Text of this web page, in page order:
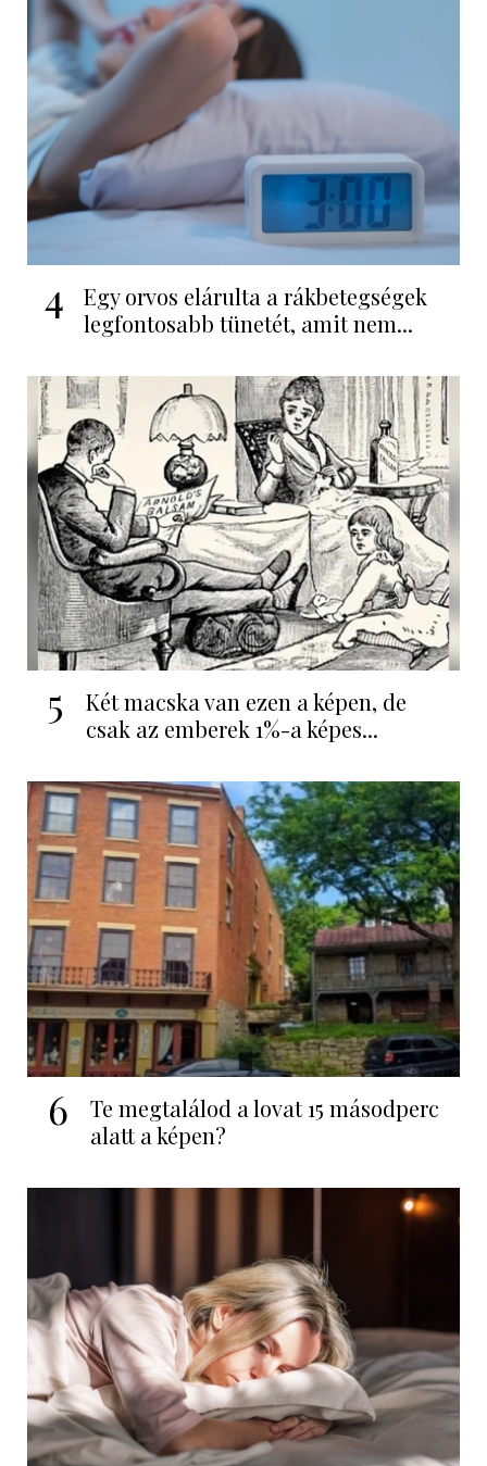
4
Egy orvos elárulta a rákbetegségek
legfontosabb tünetét, amit nem...
5
Két macska van ezen a képen, de
csak az emberek 1%-a képes...
6
Te megtalálod a lovat 15 másodperc
alatt a képen?